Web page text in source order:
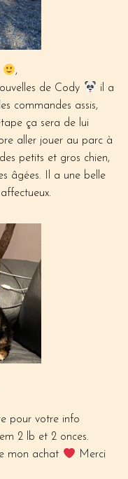
,
de Cody
il a
commandes assis,
ça sera de lui
aller jouer au parc à
petits et gros chien,
âgées. Il a une belle
pour votre info
2 lb et 2 onces.
mon achat
Merci